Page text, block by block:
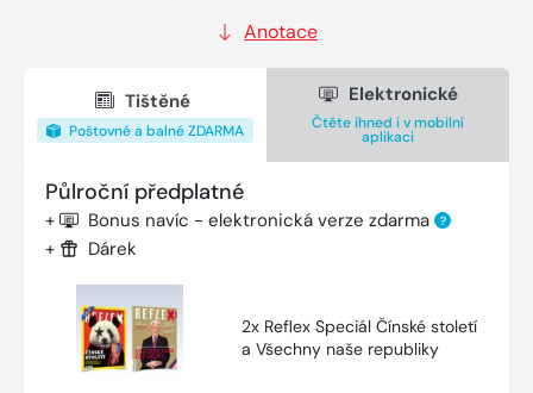
Anotace
Tištěné
Poštovné a balné ZDARMA
Elektronické
Čtěte ihned i v mobilní
aplikaci
Půlroční předplatné
+ Bonus navíc - elektronická verze zdarma ?
+ Dárek
2x Reflex Speciál Čínské století
a Všechny naše republiky